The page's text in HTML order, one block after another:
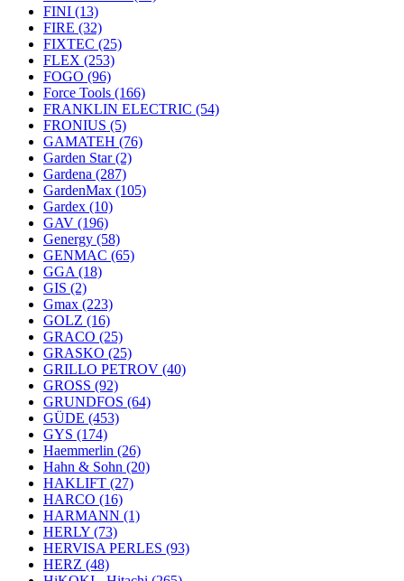
FINI (13)
FIRE (32)
FIXTEC (25)
FLEX (253)
FOGO (96)
Force Tools (166)
FRANKLIN ELECTRIC (54)
FRONIUS (5)
GAMATEH (76)
Garden Star(2)
Gardena (287)
GardenMax (105)
Gardex (10)
GAV (196)
Genergy (58)
GENMAC (65)
GGA (18)
GIS (2)
Gmax (223)
GOLZ (16)
GRACO (25)
GRASKO (25)
GRILLO PETROV (40)
GROSS (92)
GRUNDFOS (64)
GÜDE (453)
GYS (174)
Haemmerlin (26)
Hahn & Sohn (20)
HAKLIFT (27)
HARCO (16)
HARMANN (1)
HERLY (73)
HERVISA PERLES (93)
HERZ (48)